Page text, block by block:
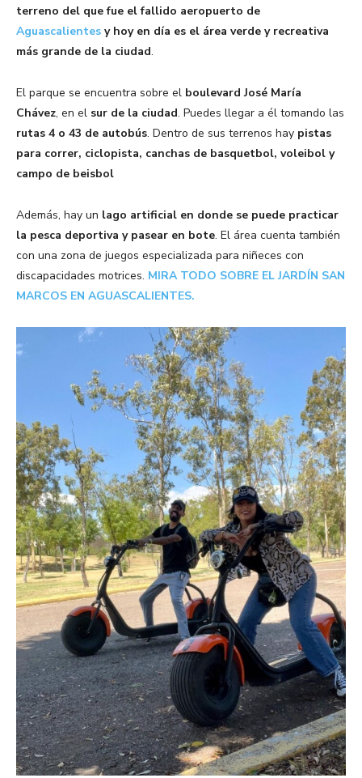
terreno del que fue el fallido aeropuerto de
Aguascalientes y hoy en día es el área verde y recreativa
más grande de la ciudad.
El parque se encuentra sobre el boulevard José María
Chávez, en el sur de la ciudad. Puedes llegar a él tomando las
rutas 4 o 43 de autobús. Dentro de sus terrenos hay pistas
para correr, ciclopista, canchas de basquetbol, voleibol y
campo de beisbol
Además, hay un lago artificial en donde se puede practicar
la pesca deportiva y pasear en bote. El área cuenta también
con una zona de juegos especializada para niñeces con
discapacidades motrices. MIRA TODO SOBRE EL JARDÍN SAN
MARCOS EN AGUASCALIENTES.